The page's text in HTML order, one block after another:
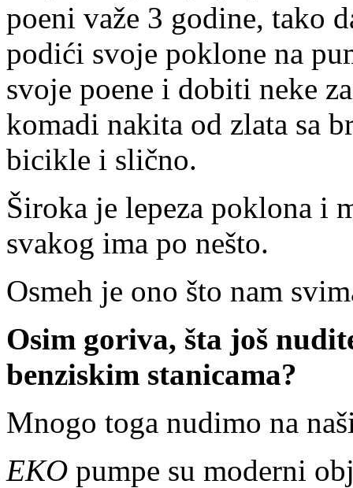
poeni važe 3 godine, tako
podići svoje poklone na
svoje poene i dobiti neke
komadi nakita od zlata sa
bicikle i slično.
Široka je lepeza poklona i
svakog ima po nešto.
Osmeh je ono što nam
Osim goriva, šta još
benziskim stanicama?
Mnogo toga nudimo na
EKO pumpe su moderni